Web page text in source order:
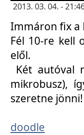
2013. 03. 04. -
Immáron fix a
Fél 10-re kell
elől.
Két autóval
mikrobusz),
szeretne jönni!
doodle